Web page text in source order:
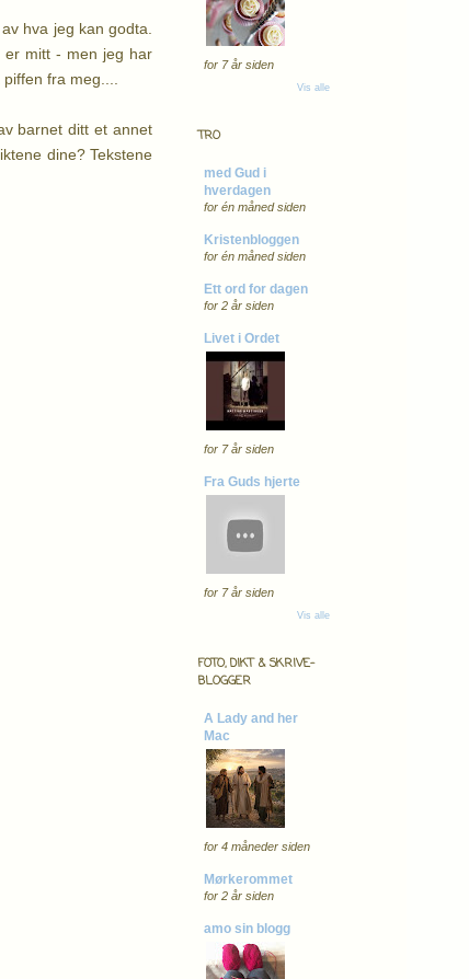
hva jeg kan godta.
er mitt - men jeg har
fra meg....
barnet ditt et annet
dine? Tekstene
for 7 år siden
Vis alle
TRO
med Gud i
hverdagen
for én måned siden
Kristenbloggen
for én måned siden
Ett ord for dagen
for 2 år siden
Livet i Ordet
for 7 år siden
Fra Guds hjerte
for 7 år siden
Vis alle
FOTO, DIKT & SKRIVE-
BLOGGER
A Lady and her
Mac
for 4 måneder siden
Mørkerommet
for 2 år siden
amo sin blogg